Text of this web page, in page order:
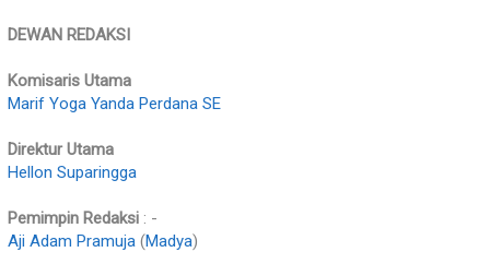
DEWAN REDAKSI
Komisaris Utama
Marif Yoga Yanda Perdana SE
Direktur Utama
Hellon Suparingga
Pemimpin Redaksi : -
Aji Adam Pramuja (Madya)